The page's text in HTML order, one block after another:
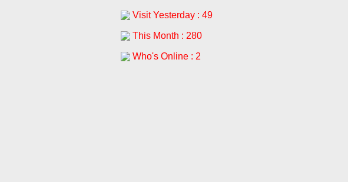
Visit Yesterday : 49
This Month : 280
Who's Online : 2